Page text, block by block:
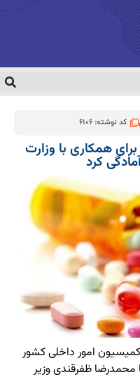
کد نوشته: 6106
همکاری با وزارت
کرد
امور داخلی کشور
ظفرقندی وزیر